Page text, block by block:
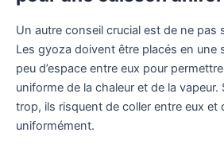
Un autre conseil crucial est de ne pas
Les gyoza doivent être placés en une
peu d’espace entre eux pour
uniforme de la chaleur et de la vapeur.
trop, ils risquent de coller entre eux et
uniformément.